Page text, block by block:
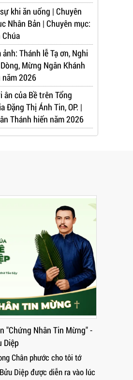
khi ăn uống | Chuyên
Nhân Bản | Chuyên mục:
Chúa
Thánh lễ Tạ ơn, Nghi
Mừng Ngân Khánh
năm 2026
ân của Bề trên Tổng
Đặng Thị Ánh Tin, OP. |
Thánh hiến năm 2026
tuyến Thánh lễ IV - Lễ kính các
Nam
lễ vào lúc 14g00, 01/7/2026 do Đức
Toản, Giám mục Giáo phận Long